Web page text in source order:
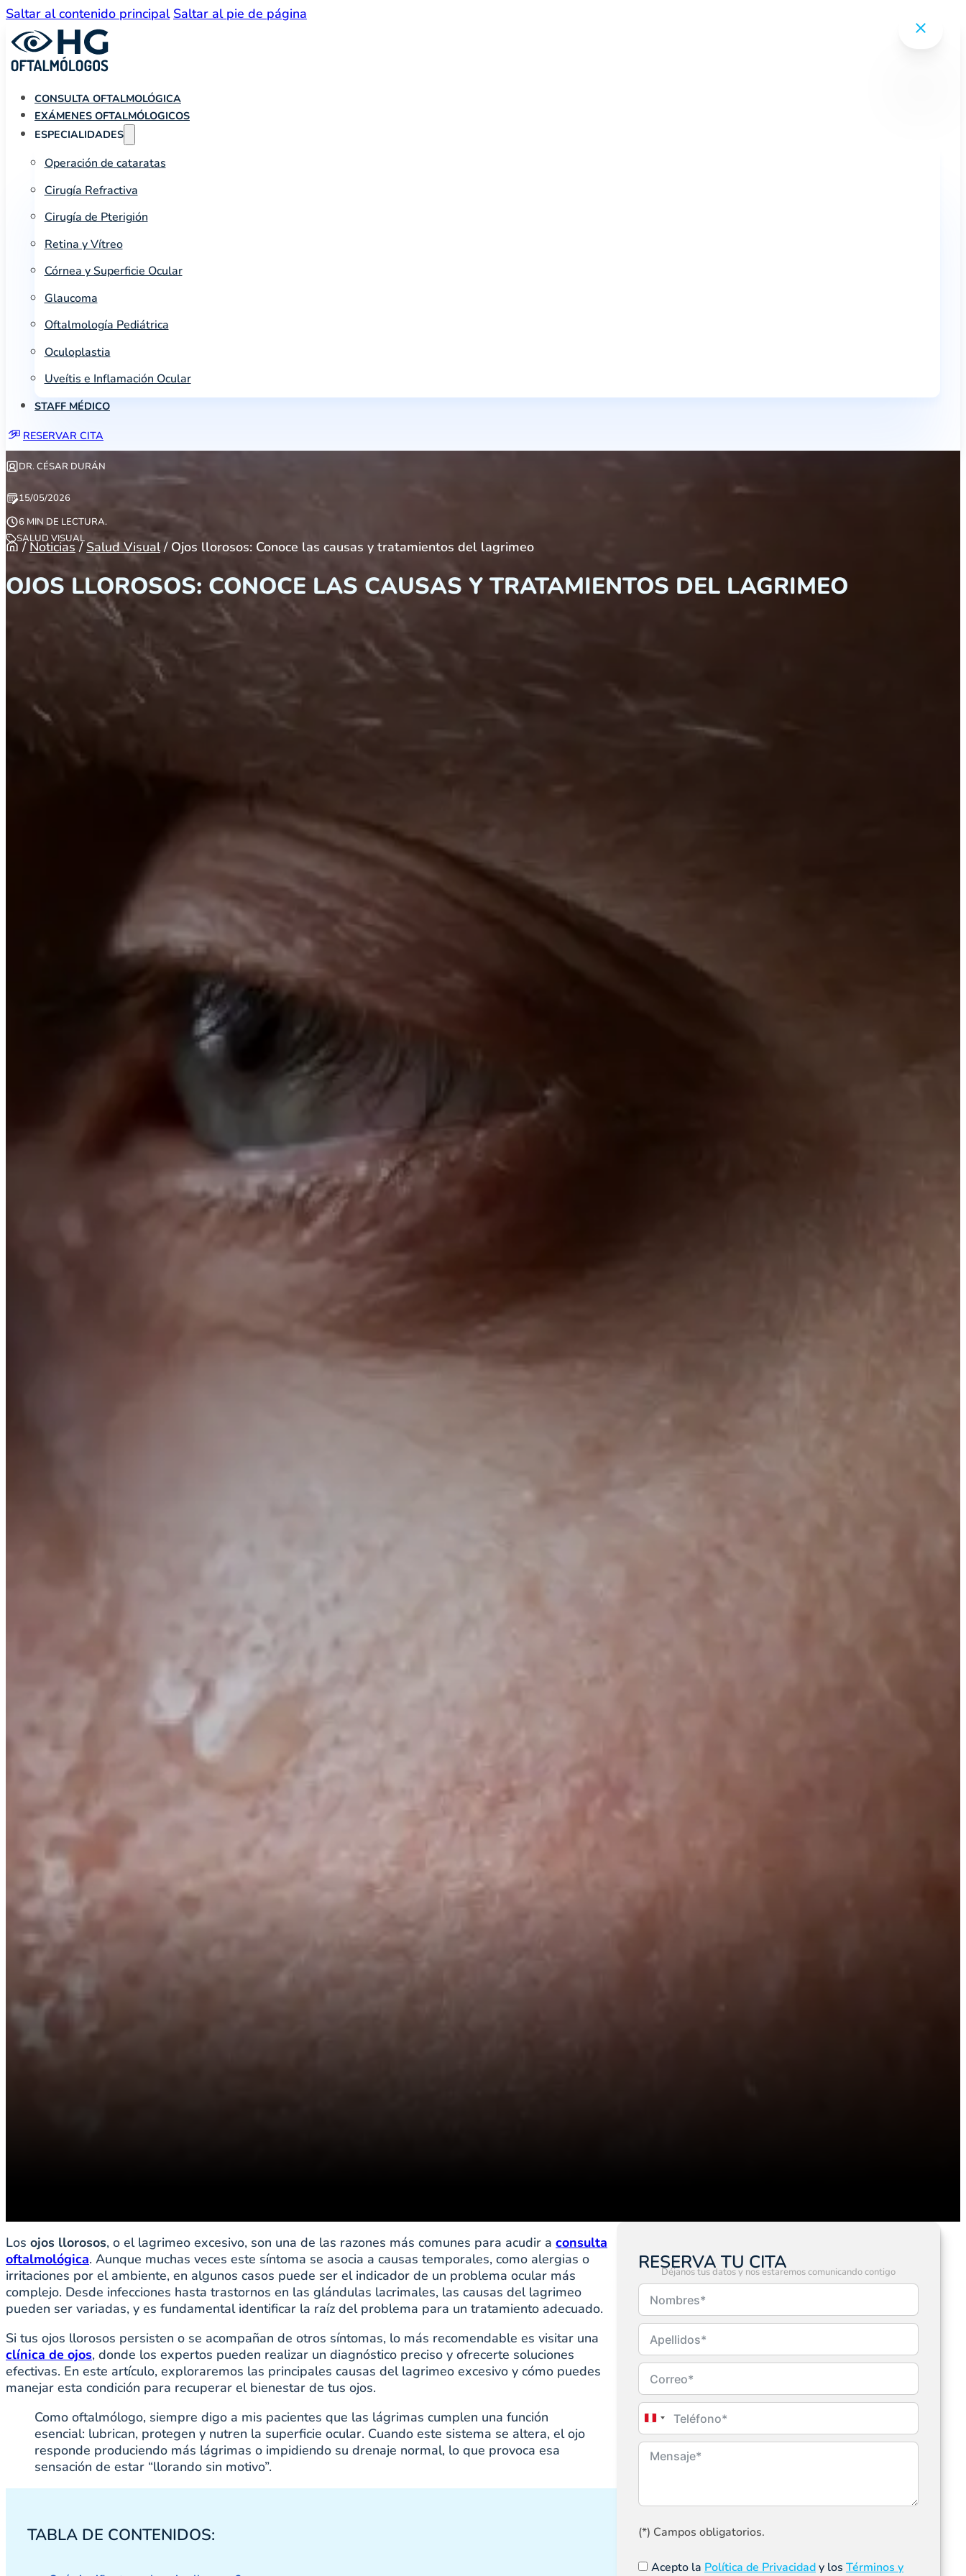
Saltar al contenido principal Saltar al pie de página
CONSULTA OFTALMOLÓGICA
EXÁMENES OFTALMÓLOGICOS
ESPECIALIDADES
Operación de cataratas
Cirugía Refractiva
Cirugía de Pterigión
Retina y Vítreo
Córnea y Superficie Ocular
Glaucoma
Oftalmología Pediátrica
Oculoplastia
Uveítis e Inflamación Ocular
STAFF MÉDICO
RESERVAR CITA
DR. CÉSAR DURÁN
15/05/2026
6 MIN DE LECTURA.
SALUD VISUAL
/Noticias /Salud Visual / Ojos llorosos: Conoce las causas y tratamientos del lagrimeo
OJOS LLOROSOS: CONOCE LAS CAUSAS Y TRATAMIENTOS DEL LAGRIMEO
Los ojos llorosos, o el lagrimeo excesivo, son una de las razones más comunes para acudir a consulta
oftalmológica. Aunque muchas veces este síntoma se asocia a causas temporales, como alergias o
irritaciones por el ambiente, en algunos casos puede ser el indicador de un problema ocular más
complejo. Desde infecciones hasta trastornos en las glándulas lacrimales, las causas del lagrimeo
pueden ser variadas, y es fundamental identificar la raíz del problema para un tratamiento adecuado.
Si tus ojos llorosos persisten o se acompañan de otros síntomas, lo más recomendable es visitar una
clínica de ojos, donde los expertos pueden realizar un diagnóstico preciso y ofrecerte soluciones
efectivas. En este artículo, exploraremos las principales causas del lagrimeo excesivo y cómo puedes
manejar esta condición para recuperar el bienestar de tus ojos.
Como oftalmólogo, siempre digo a mis pacientes que las lágrimas cumplen una función
esencial: lubrican, protegen y nutren la superficie ocular. Cuando este sistema se altera, el ojo
responde produciendo más lágrimas o impidiendo su drenaje normal, lo que provoca esa
sensación de estar “llorando sin motivo”.
TABLA DE CONTENIDOS:
RESERVA TU CITA
Déjanos tus datos y nos estaremos comunicando contigo
Peru
+51
(*) Campos obligatorios.
Acepto la Política de Privacidady los Términos y